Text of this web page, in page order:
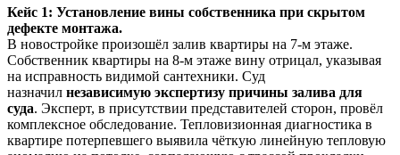
Кейс 1: Установление вины собственника при скрытом
дефекте монтажа.
В новостройке произошёл залив квартиры на 7-м этаже.
Собственник квартиры на 8-м этаже вину отрицал, указывая
на исправность видимой сантехники. Суд
назначил независимую экспертизу причины залива для
суда. Эксперт, в присутствии представителей сторон, провёл
комплексное обследование. Тепловизионная диагностика в
квартире потерпевшего выявила чёткую линейную тепловую